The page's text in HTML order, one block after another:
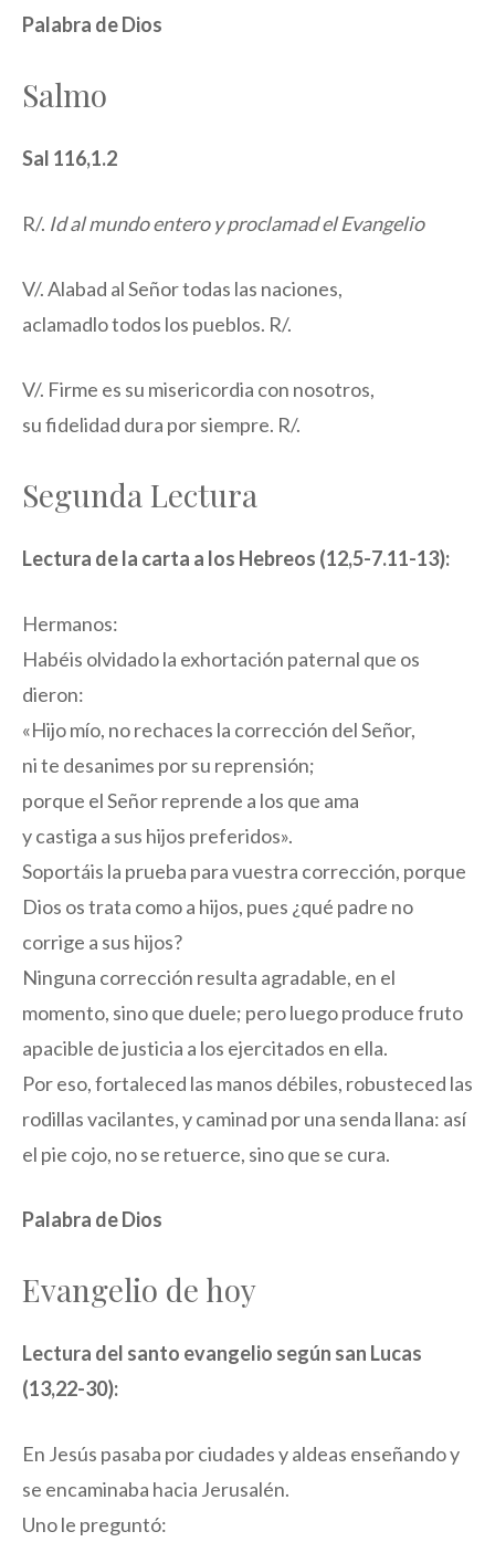
Palabra de Dios
Salmo
Sal 116,1.2
R/. Id al mundo entero y proclamad el Evangelio
V/. Alabad al Señor todas las naciones,
aclamadlo todos los pueblos. R/.
V/. Firme es su misericordia con nosotros,
su fidelidad dura por siempre. R/.
Segunda Lectura
Lectura de la carta a los Hebreos (12,5-7.11-13):
Hermanos:
Habéis olvidado la exhortación paternal que os
dieron:
«Hijo mío, no rechaces la corrección del Señor,
ni te desanimes por su reprensión;
porque el Señor reprende a los que ama
y castiga a sus hijos preferidos».
Soportáis la prueba para vuestra corrección, porque
Dios os trata como a hijos, pues ¿qué padre no
corrige a sus hijos?
Ninguna corrección resulta agradable, en el
momento, sino que duele; pero luego produce fruto
apacible de justicia a los ejercitados en ella.
Por eso, fortaleced las manos débiles, robusteced las
rodillas vacilantes, y caminad por una senda llana: así
el pie cojo, no se retuerce, sino que se cura.
Palabra de Dios
Evangelio de hoy
Lectura del santo evangelio según san Lucas
(13,22-30):
En Jesús pasaba por ciudades y aldeas enseñando y
se encaminaba hacia Jerusalén.
Uno le preguntó: